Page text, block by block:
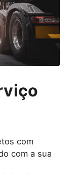
com
com a sua